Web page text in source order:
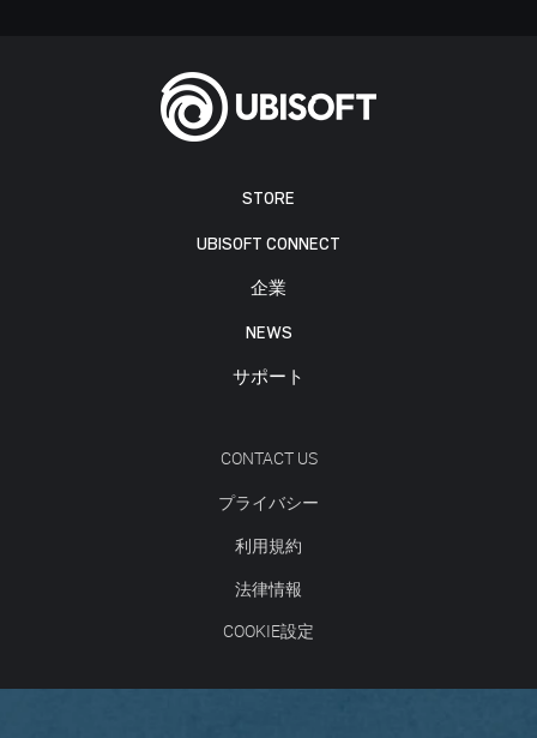
STORE
UBISOFT CONNECT
企業
NEWS
サポート
CONTACT US
プライバシー
利用規約
法律情報
COOKIE設定